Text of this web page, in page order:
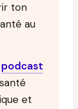
ton
au
podcast
et